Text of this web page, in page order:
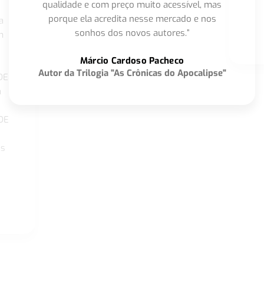
qualidade e com preço muito acessível, mas
porque ela acredita nesse mercado e nos
sonhos dos novos autores.”
Márcio Cardoso Pacheco
Autor da Trilogia "As Crônicas do Apocalipse"